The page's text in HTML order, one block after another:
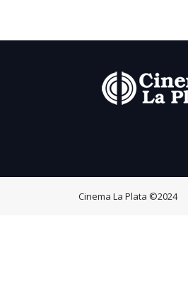
Cinema La Plata ©2024